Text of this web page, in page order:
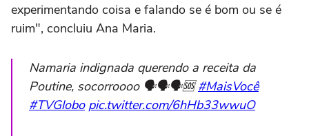
experimentando coisa e falando se é bom ou se é
ruim", concluiu Ana Maria.
Namaria indignada querendo a receita da
Poutine, socorroooo 🗣️🗣️🗣️🆘#MaisVocê
#TVGlobo pic.twitter.com/6hHb33wwuO